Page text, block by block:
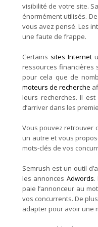
visibilité de votre site.
énormément utilisés.
vous avez pensé. Les
une faute de frappe.
Certains sites Internet
ressources financières
pour cela que de
moteurs de recherche
leurs recherches. Il
d’arriver dans les
Vous pouvez retrouver
un autre et vous
mots-clés de vos
Semrush est un outil
les annonces Adwords.
paie l’annonceur au
vos concurrents. De
adapter pour avoir une